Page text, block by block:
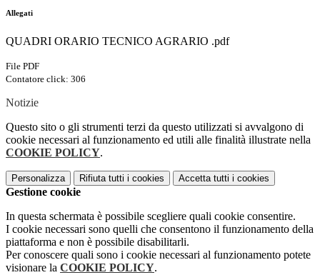
Allegati
QUADRI ORARIO TECNICO AGRARIO .pdf
File PDF
Contatore click: 306
Notizie
Questo sito o gli strumenti terzi da questo utilizzati si avvalgono di
cookie necessari al funzionamento ed utili alle finalità illustrate nella
COOKIE POLICY.
Personalizza Rifiuta tutti i cookies Accetta tutti i cookies
Gestione cookie
In questa schermata è possibile scegliere quali cookie consentire.
I cookie necessari sono quelli che consentono il funzionamento della
piattaforma e non è possibile disabilitarli.
Per conoscere quali sono i cookie necessari al funzionamento potete
visionare la COOKIE POLICY.